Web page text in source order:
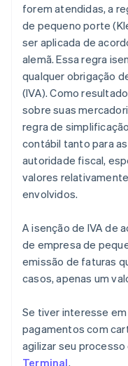
forem atendidas, a
de pequeno porte
ser aplicada de
alemã. Essa regra
qualquer obrigação
(IVA). Como
sobre suas
regra de
contábil tanto para
autoridade fiscal,
valores
envolvidos.
A isenção de IVA de
de empresa de
emissão de faturas
casos, apenas um
Se tiver interesse
pagamentos com
agilizar seu
Terminal.